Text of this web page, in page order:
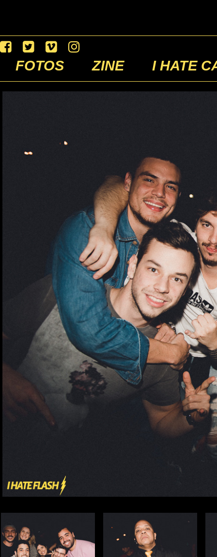
FOTOS ZINE I HATE